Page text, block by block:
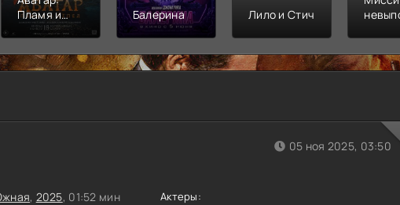
Пламя и
пепел
Балерина Лило и Стич
, 2025, 01:52 мин
05 ноя 2025, 03:50
Актеры: